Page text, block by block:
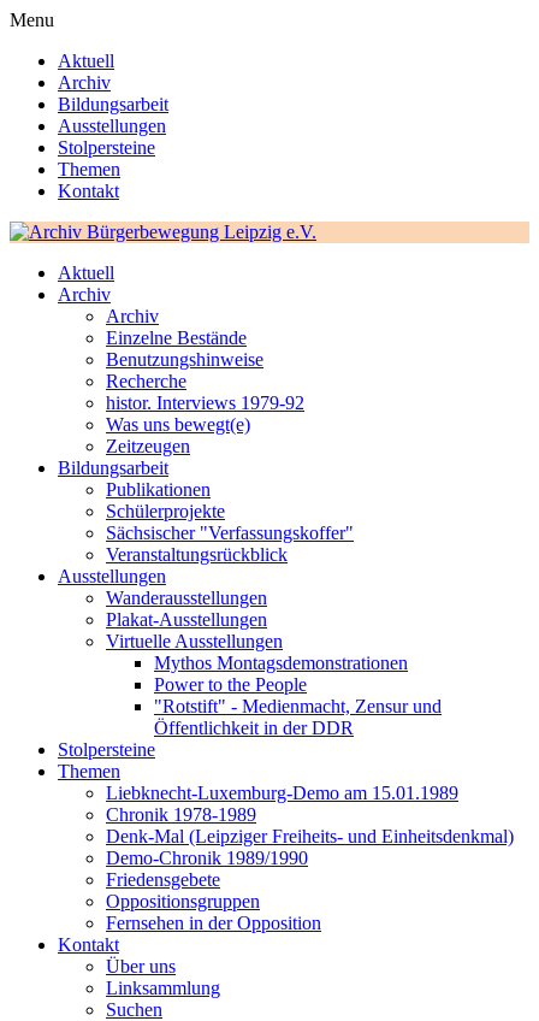
Menu
Aktuell
Archiv
Bildungsarbeit
Ausstellungen
Stolpersteine
Themen
Kontakt
Aktuell
Archiv
Archiv
Einzelne Bestände
Benutzungshinweise
Recherche
histor. Interviews 1979-92
Was uns bewegt(e)
Zeitzeugen
Bildungsarbeit
Publikationen
Schülerprojekte
Sächsischer "Verfassungskoffer"
Veranstaltungsrückblick
Ausstellungen
Wanderausstellungen
Plakat-Ausstellungen
Virtuelle Ausstellungen
Mythos Montagsdemonstrationen
Power to the People
"Rotstift" - Medienmacht, Zensur und
Öffentlichkeit in der DDR
Stolpersteine
Themen
Liebknecht-Luxemburg-Demo am 15.01.1989
Chronik 1978-1989
Denk-Mal (Leipziger Freiheits- und Einheitsdenkmal)
Demo-Chronik 1989/1990
Friedensgebete
Oppositionsgruppen
Fernsehen in der Opposition
Kontakt
Über uns
Linksammlung
Suchen